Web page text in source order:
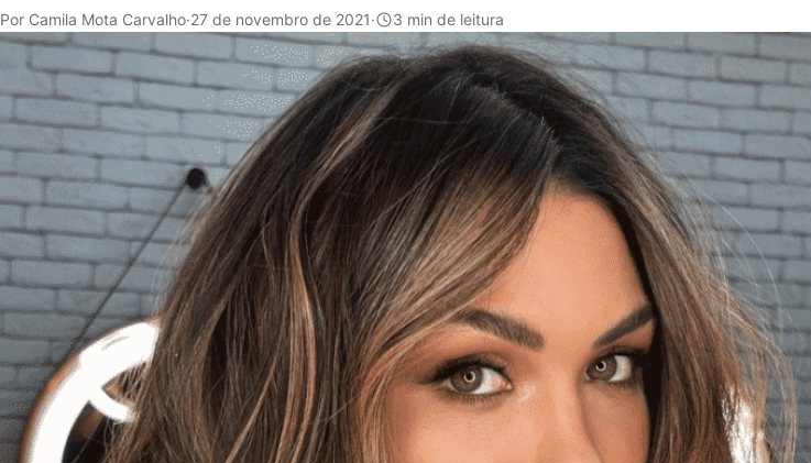
Por Camila Mota Carvalho·27 de novembro de 2021· 3 min de leitura